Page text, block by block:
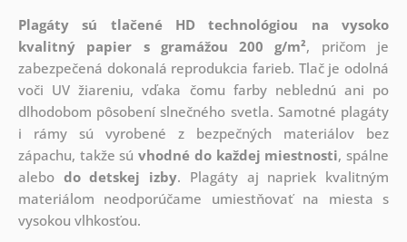
Plagáty sú tlačené HD technológiou na vysoko
kvalitný papier s gramážou 200 g/m², pričom je
zabezpečená dokonalá reprodukcia farieb. Tlač je odolná
voči UV žiareniu, vďaka čomu farby neblednú ani po
dlhodobom pôsobení slnečného svetla. Samotné plagáty
i rámy sú vyrobené z bezpečných materiálov bez
zápachu, takže súvhodné do každej miestnosti, spálne
alebo do detskej izby. Plagáty aj napriek kvalitným
materiálom neodporúčame umiestňovať na miesta s
vysokou vlhkosťou.